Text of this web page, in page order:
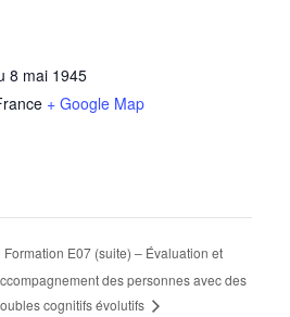
8 mai 1945
+ Google Map
Formation E07 (suite) – Évaluation et
des personnes avec des
cognitifs évolutifs